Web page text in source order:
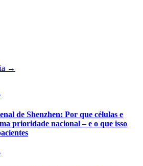
→
de Shenzhen: Por que células e
prioridade nacional – e o que isso